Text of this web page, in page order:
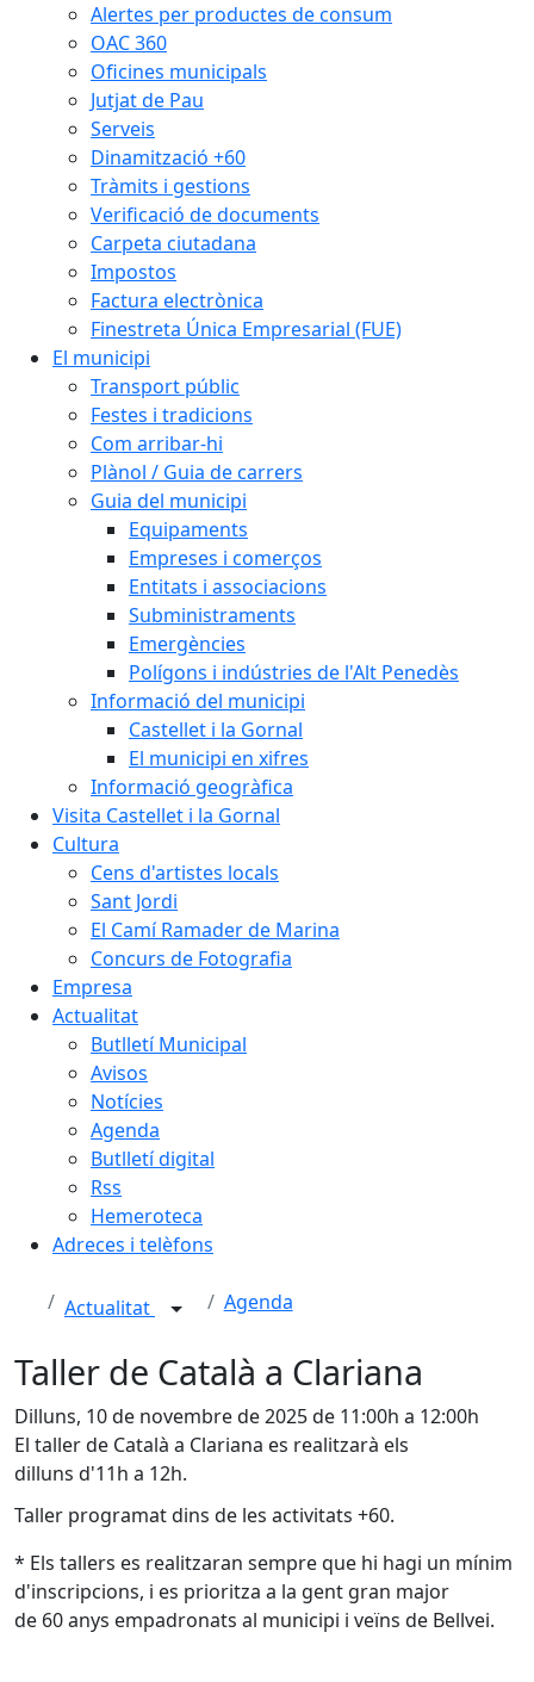
Alertes per productes de consum
OAC 360
Oficines municipals
Jutjat de Pau
Serveis
Dinamització +60
Tràmits i gestions
Verificació de documents
Carpeta ciutadana
Impostos
Factura electrònica
Finestreta Única Empresarial (FUE)
El municipi
Transport públic
Festes i tradicions
Com arribar-hi
Plànol / Guia de carrers
Guia del municipi
Equipaments
Empreses i comerços
Entitats i associacions
Subministraments
Emergències
Polígons i indústries de l'Alt Penedès
Informació del municipi
Castellet i la Gornal
El municipi en xifres
Informació geogràfica
Visita Castellet i la Gornal
Cultura
Cens d'artistes locals
Sant Jordi
El Camí Ramader de Marina
Concurs de Fotografia
Empresa
Actualitat
Butlletí Municipal
Avisos
Notícies
Agenda
Butlletí digital
Rss
Hemeroteca
Adreces i telèfons
Actualitat Agenda
Taller de Català a Clariana
Dilluns, 10 de novembre de 2025 de 11:00h a 12:00h
El taller de Català a Clariana es realitzarà els
dilluns d'11h a 12h.
Taller programat dins de les activitats +60.
* Els tallers es realitzaran sempre que hi hagi un mínim
d'inscripcions, i es prioritza a la gent gran major
de 60 anys empadronats al municipi i veïns de Bellvei.